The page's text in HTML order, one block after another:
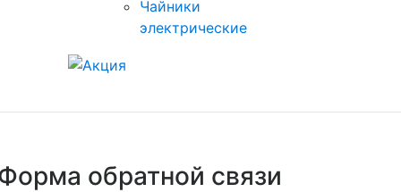
Чайники
электрические
обратной связи